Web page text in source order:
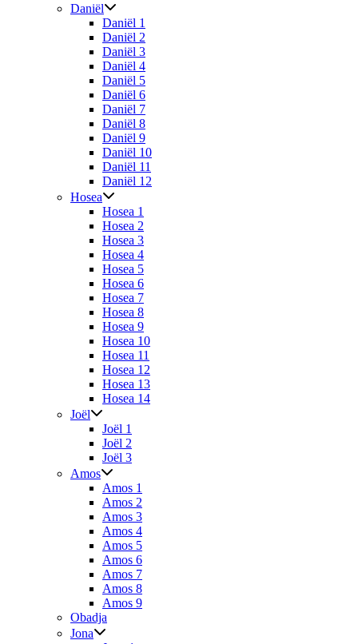
Daniël
Daniël 1
Daniël 2
Daniël 3
Daniël 4
Daniël 5
Daniël 6
Daniël 7
Daniël 8
Daniël 9
Daniël 10
Daniël 11
Daniël 12
Hosea
Hosea 1
Hosea 2
Hosea 3
Hosea 4
Hosea 5
Hosea 6
Hosea 7
Hosea 8
Hosea 9
Hosea 10
Hosea 11
Hosea 12
Hosea 13
Hosea 14
Joël
Joël 1
Joël 2
Joël 3
Amos
Amos 1
Amos 2
Amos 3
Amos 4
Amos 5
Amos 6
Amos 7
Amos 8
Amos 9
Obadja
Jona